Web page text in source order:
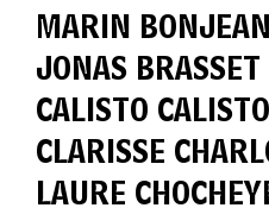
MARIN BONJEAN
JONAS BRASSET
CALISTO
CLARISSE
LAURE